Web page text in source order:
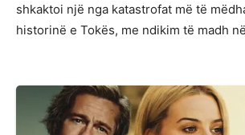
shkaktoi një nga katastrofat më të
historinë e Tokës, me ndikim të madh